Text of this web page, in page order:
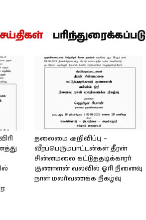
தலைமை அறிவிப்பு –
வீரப்பெரும்பாட்டன்கள் தீரன்
சின்னமலை கட்டுத்தடிக்காரர்
குணாளன் வல்வில் ஓரி நினைவு
நாள் மலர்வணக்க நிகழ்வு